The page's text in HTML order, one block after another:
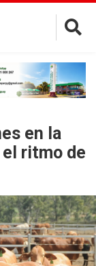
×
en la
ritmo de